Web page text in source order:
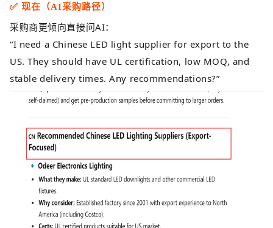
✅ 现在（AI采购路径）
采购商更倾向直接问AI：
“I need a Chinese LED light supplier for export to the
US. They should have UL certification, low MOQ, and
stable delivery times. Any recommendations?”